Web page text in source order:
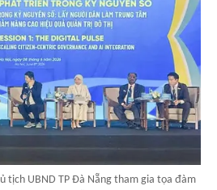
tịch UBND TP Đà Nẵng tham gia tọa đàm